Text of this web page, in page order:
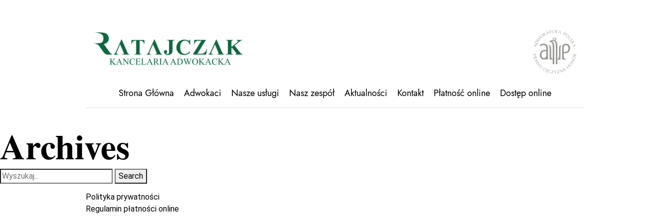
Strona Główna Adwokaci Nasze usługi Nasz zespół Aktualności Kontakt Płatność online Dostęp online
Archives
Search
Polityka prywatności
Regulamin płatności online